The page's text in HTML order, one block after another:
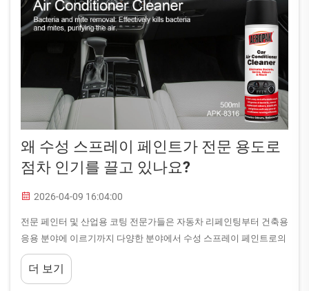
왜 수성 스프레이 페인트가 전문 용도로
점차 인기를 끌고 있나요?
2026-04-09 16:04:00
전문 페인터 및 산업용 코팅 전문가들은 자동차 리페인팅부터 건축용
응용 분야에 이르기까지 다양한 분야에서 수성 스프레이 페인트로의
상당한 전환을 목격하고 있습니다. 이러한 변화는 여러 요인이 복합
적으로 작용한 결과입니다...
더 보기